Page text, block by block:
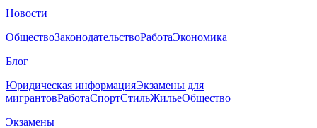
Новости
ОбществоЗаконодательствоРаботаЭкономика
Блог
Юридическая информацияЭкзамены для
мигрантовРаботаСпортСтильЖильеОбщество
Экзамены